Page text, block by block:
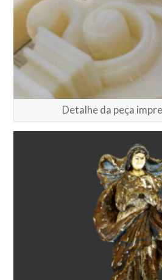
Detalhe da peça